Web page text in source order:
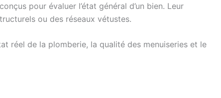
pour évaluer l’état général d’un bien. Leur
ou des réseaux vétustes.
réel de la plomberie, la qualité des menuiseries et le